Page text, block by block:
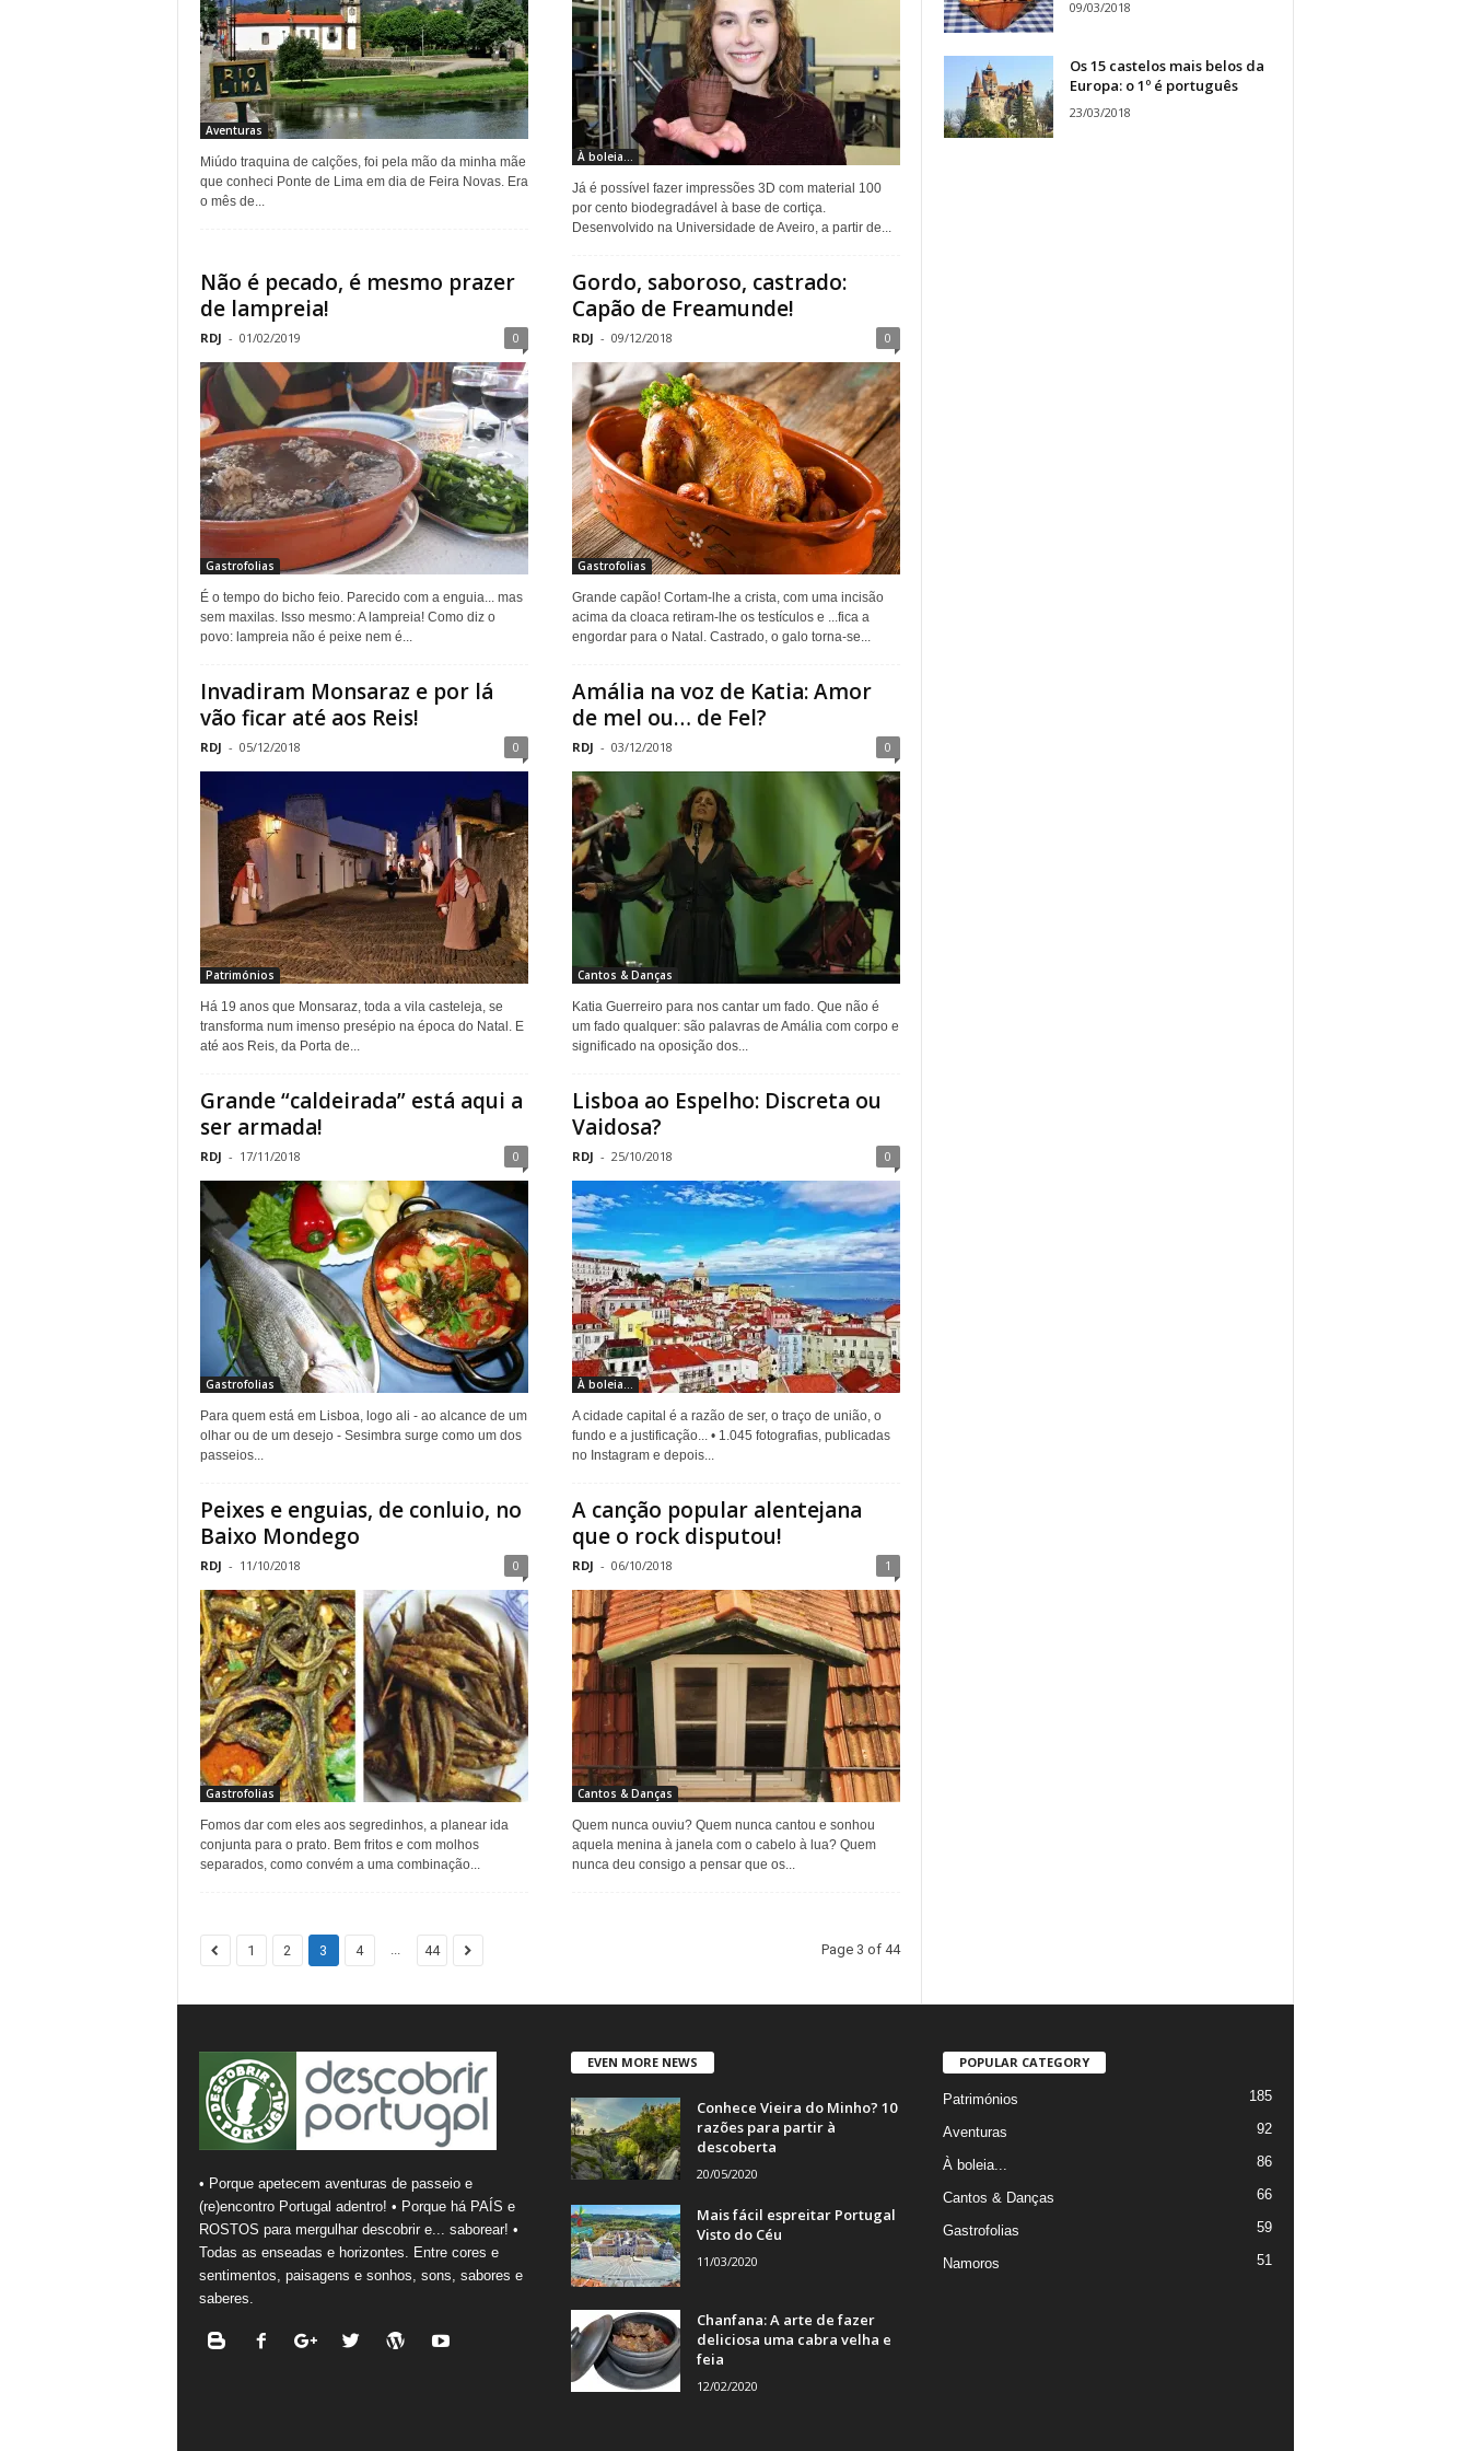
o
r
t
u
Aventuras
Miúdo traquina de calções, foi pela mão da minha mãe
que conheci Ponte de Lima em dia de Feira Novas. Era
o mês de...
À boleia...
Já é possível fazer impressões 3D com material 100
por cento biodegradável à base de cortiça.
Desenvolvido na Universidade de Aveiro, a partir de...
Não é pecado, é mesmo prazer
de lampreia!
RDJ - 01/02/2019 0
Gastrofolias
É o tempo do bicho feio. Parecido com a enguia... mas
sem maxilas. Isso mesmo: A lampreia! Como diz o
povo: lampreia não é peixe nem é...
Gordo, saboroso, castrado:
Capão de Freamunde!
RDJ - 09/12/2018 0
Gastrofolias
Grande capão! Cortam-lhe a crista, com uma incisão
acima da cloaca retiram-lhe os testículos e ...fica a
engordar para o Natal. Castrado, o galo torna-se...
Invadiram Monsaraz e por lá
vão ficar até aos Reis!
RDJ - 05/12/2018 0
Patrimónios
Há 19 anos que Monsaraz, toda a vila casteleja, se
transforma num imenso presépio na época do Natal. E
até aos Reis, da Porta de...
Amália na voz de Katia: Amor
de mel ou… de Fel?
RDJ - 03/12/2018 0
Cantos & Danças
Katia Guerreiro para nos cantar um fado. Que não é
um fado qualquer: são palavras de Amália com corpo e
significado na oposição dos...
Grande “caldeirada” está aqui a
ser armada!
RDJ - 17/11/2018 0
Gastrofolias
Para quem está em Lisboa, logo ali - ao alcance de um
olhar ou de um desejo - Sesimbra surge como um dos
passeios...
Lisboa ao Espelho: Discreta ou
Vaidosa?
RDJ - 25/10/2018 0
À boleia...
A cidade capital é a razão de ser, o traço de união, o
fundo e a justificação... • 1.045 fotografias, publicadas
no Instagram e depois...
Peixes e enguias, de conluio, no
Baixo Mondego
RDJ - 11/10/2018 0
Gastrofolias
Fomos dar com eles aos segredinhos, a planear ida
conjunta para o prato. Bem fritos e com molhos
separados, como convém a uma combinação...
A canção popular alentejana
que o rock disputou!
RDJ - 06/10/2018 1
Cantos & Danças
Quem nunca ouviu? Quem nunca cantou e sonhou
aquela menina à janela com o cabelo à lua? Quem
nunca deu consigo a pensar que os...
1 2 3 4 ... 44 Page 3 of 44
09/03/2018
Os 15 castelos mais belos da
Europa: o 1º é português
23/03/2018
• Porque apetecem aventuras de passeio e
(re)encontro Portugal adentro! • Porque há PAÍS e
ROSTOS para mergulhar descobrir e... saborear! •
Todas as enseadas e horizontes. Entre cores e
sentimentos, paisagens e sonhos, sons, sabores e
saberes.
EVEN MORE NEWS
Conhece Vieira do Minho? 10
razões para partir à
descoberta
20/05/2020
Mais fácil espreitar Portugal
Visto do Céu
11/03/2020
Chanfana: A arte de fazer
deliciosa uma cabra velha e
feia
12/02/2020
POPULAR CATEGORY
Patrimónios 185
Aventuras 92
À boleia... 86
Cantos & Danças 66
Gastrofolias 59
Namoros 51